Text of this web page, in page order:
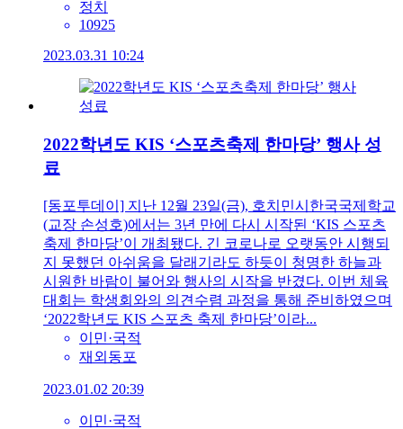
정치
10925
2023.03.31 10:24
2022학년도 KIS ‘스포츠축제 한마당’ 행사 성
료
[동포투데이] 지난 12월 23일(금), 호치민시한국국제학교
(교장 손성호)에서는 3년 만에 다시 시작된 ‘KIS 스포츠
축제 한마당’이 개최됐다. 긴 코로나로 오랫동안 시행되
지 못했던 아쉬움을 달래기라도 하듯이 청명한 하늘과
시원한 바람이 불어와 행사의 시작을 반겼다. 이번 체육
대회는 학생회와의 의견수렴 과정을 통해 준비하였으며
‘2022학년도 KIS 스포츠 축제 한마당’이라...
이민·국적
재외동포
2023.01.02 20:39
이민·국적